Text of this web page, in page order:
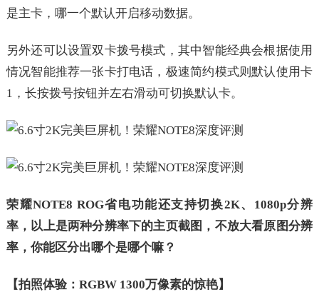
是主卡，哪一个默认开启移动数据。
另外还可以设置双卡拨号模式，其中智能经典会根据使用
情况智能推荐一张卡打电话，极速简约模式则默认使用卡
1，长按拨号按钮并左右滑动可切换默认卡。
荣耀NOTE8 ROG省电功能还支持切换2K、1080p分辨
率，以上是两种分辨率下的主页截图，不放大看原图分辨
率，你能区分出哪个是哪个嘛？
【拍照体验：RGBW 1300万像素的惊艳】